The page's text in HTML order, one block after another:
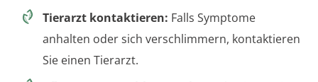
Tierarzt kontaktieren: Falls Symptome
anhalten oder sich verschlimmern, kontaktieren
Sie einen Tierarzt.